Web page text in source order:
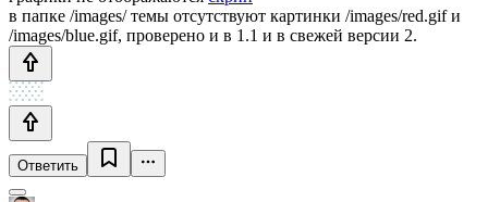
в папке /images/ темы отсутствуют картинки /images/red.gif и
/images/blue.gif, проверено и в 1.1 и в свежей версии 2.
Ответить